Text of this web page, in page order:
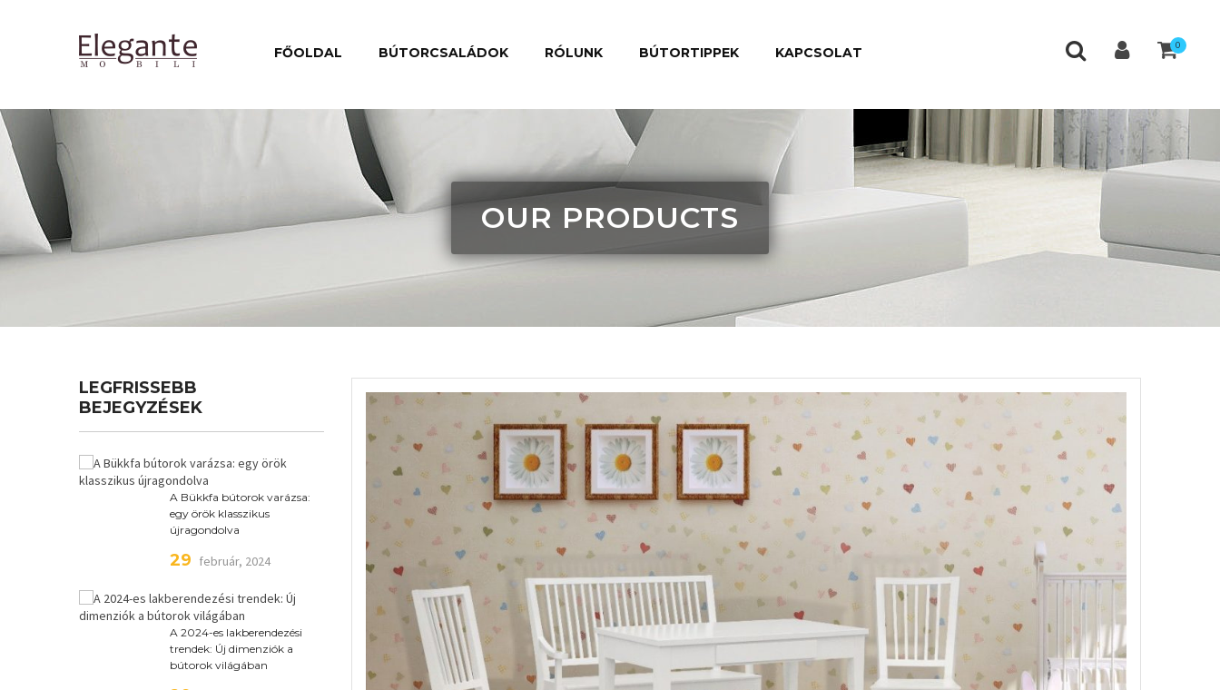
FŐOLDAL BÚTORCSALÁDOK RÓLUNK BÚTORTIPPEK KAPCSOLAT 0
OUR PRODUCTS
LEGFRISSEBB
BEJEGYZÉSEK
A Bükkfa bútorok varázsa:
egy örök klasszikus
újragondolva
29 február, 2024
A 2024-es lakberendezési
trendek: Új dimenziók a
bútorok világában